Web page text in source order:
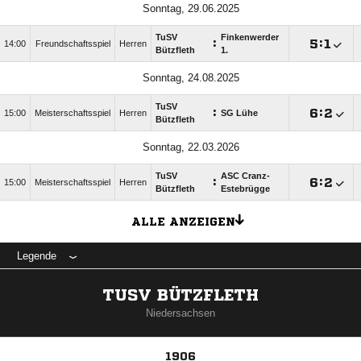
Sonntag, 29.06.2025
14:00 Freundschaftsspiel Herren
TuSV
Bützfleth
:
Finkenwerder
1.
:
Sonntag, 24.08.2025
15:00 Meisterschaftsspiel Herren
TuSV
Bützfleth
: SG Lühe :
Sonntag, 22.03.2026
15:00 Meisterschaftsspiel Herren
TuSV
Bützfleth
: ASC Cranz-
Estebrügge
:
ALLE ANZEIGEN
Legende
TUSV BÜTZFLETH
Niedersachsen
1906